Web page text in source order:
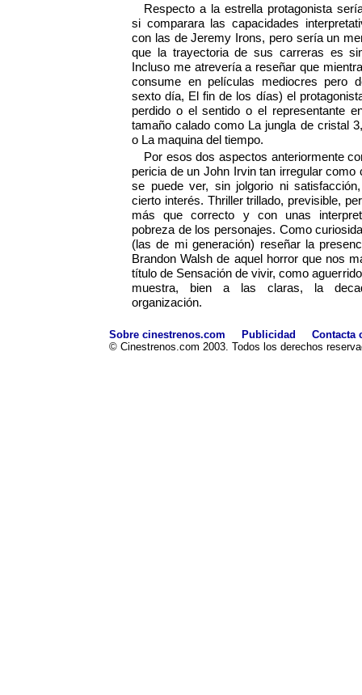
Respecto a la estrella protagonista
si comparara las capacidades
con las de Jeremy Irons, pero sería un
que la trayectoria de sus carreras es
Incluso me atrevería a reseñar que
consume en películas mediocres pero
sexto día, El fin de los días) el
perdido o el sentido o el representante
tamaño calado como La jungla de cristal
o La maquina del tiempo.
Por esos dos aspectos anteriormente
pericia de un John Irvin tan irregular como
se puede ver, sin jolgorio ni
cierto interés. Thriller trillado, previsible,
más que correcto y con unas
pobreza de los personajes. Como
(las de mi generación) reseñar la
Brandon Walsh de aquel horror que nos
título de Sensación de vivir, como
muestra, bien a las claras, la
organización.
Sobre cinestrenos.com Publicidad
Contacta
© Cinestrenos.com 2003. Todos los derechos